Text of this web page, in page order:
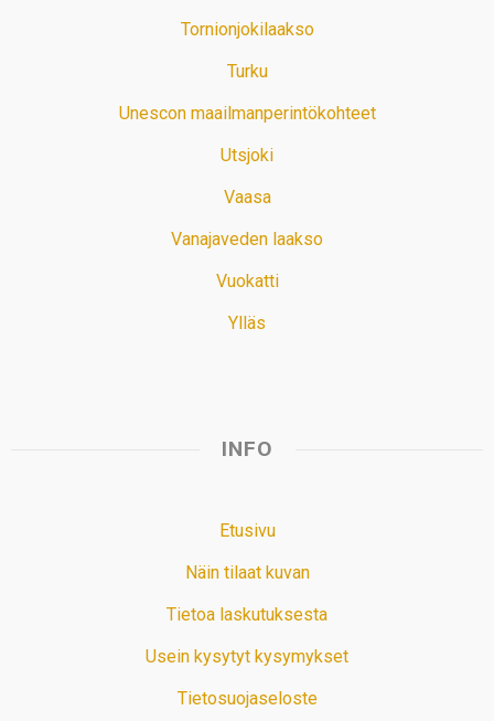
Tornionjokilaakso
Turku
Unescon maailmanperintökohteet
Utsjoki
Vaasa
Vanajaveden laakso
Vuokatti
Ylläs
INFO
Etusivu
Näin tilaat kuvan
Tietoa laskutuksesta
Usein kysytyt kysymykset
Tietosuojaseloste